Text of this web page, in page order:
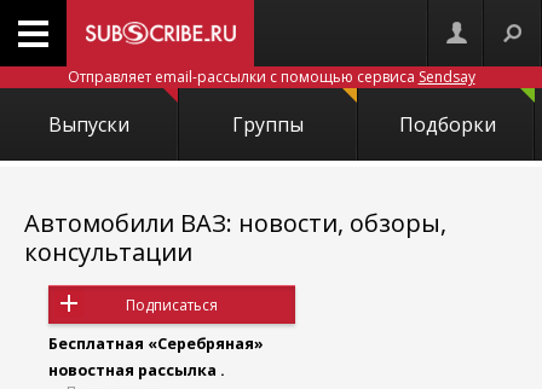
Отправляет email-рассылки с помощью сервиса Sendsay
Выпуски Группы Подборки
Автомобили ВАЗ: новости, обзоры,
консультации
Подписаться
Бесплатная «Серебряная»
новостная рассылка .